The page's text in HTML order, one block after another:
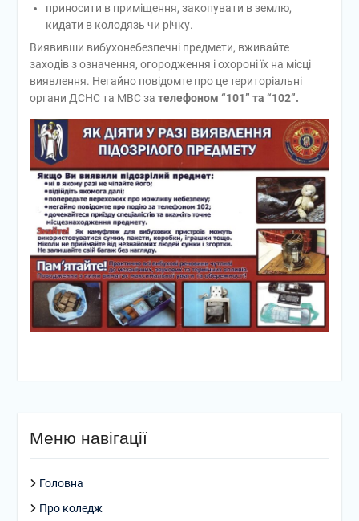
приносити в приміщення, закопувати в землю,
кидати в колодязь чи річку.
Виявивши вибухонебезпечні предмети, вживайте
заходів з означення, огородження і охороні їх на місці
виявлення. Негайно повідомте про це територіальні
органи ДСНС та МВС за телефоном “101” та “102”.
Меню навігації
Головна
Про коледж